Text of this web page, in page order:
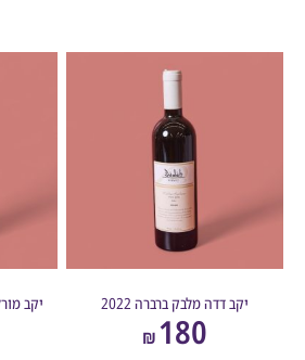
יקב דדה מלבק ברברה 2022
₪
יקב מורלי קברנה